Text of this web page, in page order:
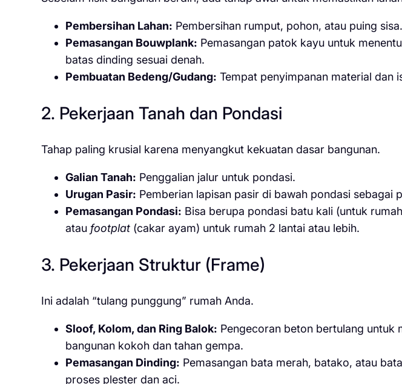
Pembersihan Lahan: Pembersihan rumput, pohon, atau puing sisa.
Pemasangan Bouwplank: Pemasangan patok kayu untuk
batas dinding sesuai denah.
Pembuatan Bedeng/Gudang: Tempat penyimpanan material dan
2. Pekerjaan Tanah dan Pondasi
Tahap paling krusial karena menyangkut kekuatan dasar bangunan.
Galian Tanah: Penggalian jalur untuk pondasi.
Urugan Pasir: Pemberian lapisan pasir di bawah pondasi sebagai
Pemasangan Pondasi: Bisa berupa pondasi batu kali (untuk
atau footplat(cakar ayam) untuk rumah 2 lantai atau lebih.
3. Pekerjaan Struktur (Frame)
Ini adalah “tulang punggung” rumah Anda.
Sloof, Kolom, dan Ring Balok: Pengecoran beton bertulang untuk
bangunan kokoh dan tahan gempa.
Pemasangan Dinding: Pemasangan bata merah, batako, atau
proses plester dan aci.